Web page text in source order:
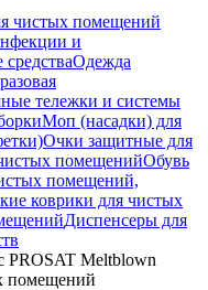
чистых помещений
и
Одежда
тележки и системы
Моп (насадки) для
Очки защитные для
помещенийОбувь
помещений,
коврики для чистых
Диспенсеры для
PROSAT Meltblown
помещений